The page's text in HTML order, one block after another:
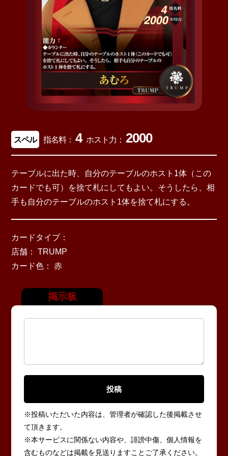
スペル 指名料： 4 ホスト力： 2000
テーブルに出た時、自分のテーブルのホスト1体（この
カードでも可）を捨て札にしてもよい。そうしたら、相
手も自分のテーブルのホスト1体を捨て札にする。
カードタイプ：
店舗： TRUMP
カード色： 赤
掲示板
※投稿いただいた内容は、管理者が確認した後掲載させ
て頂きます。
※本サービスに関係ない内容や、誹謗中傷、個人情報を
含むものなどは掲載を見送りますことご了承ください。